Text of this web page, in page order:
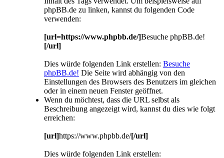
phpBB.de zu linken, kannst du folgenden Code
verwenden:
[url=https://www.phpbb.de/]Besuche phpBB.de!
[/url]
Dies würde folgenden Link erstellen: Besuche
phpBB.de! Die Seite wird abhängig von den
Einstellungen des Browsers des Benutzers im gleichen
oder in einem neuen Fenster geöffnet.
Wenn du möchtest, dass die URL selbst als
Beschreibung angezeigt wird, kannst du dies wie folgt
erreichen:
[url]https://www.phpbb.de/[/url]
Dies würde folgenden Link erstellen: